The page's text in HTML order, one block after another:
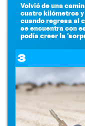
Volvió de una
cuatro kilómetros y
cuando regresa al
se encuentra con
podía creer la
3